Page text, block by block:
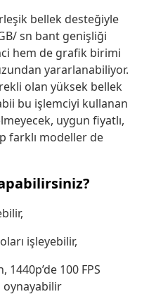
bellek desteğiyle
sn bant genişliği
hem de grafik birimi
yararlanabiliyor.
olan yüksek bellek
bu işlemciyi kullanan
uygun fiyatlı,
farklı modeller de
işleyebilir,
1440p’de 100 FPS
oynayabilir